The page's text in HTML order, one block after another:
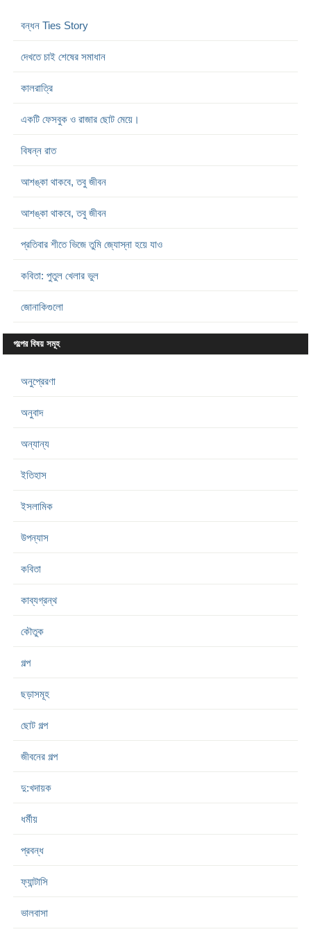
বন্ধন Ties Story
দেখতে চাই শেষের সমাধান
কালরাত্রি
একটি ফেসবুক ও রাজার ছোট মেয়ে।
বিষন্ন রাত
আশঙ্কা থাকবে, তবু জীবন
আশঙ্কা থাকবে, তবু জীবন
প্রতিবার শীতে ভিজে তুমি জ্যোস্না হয়ে যাও
কবিতা: পুতুল খেলার ভুল
জোনাকিগুলো
গল্পের বিষয় সমূহ
অনুপ্রেরণা
অনুবাদ
অন্যান্য
ইতিহাস
ইসলামিক
উপন্যাস
কবিতা
কাব্যগ্রন্থ
কৌতুক
গল্প
ছড়াসমূহ
ছোট গল্প
জীবনের গল্প
দু:খদায়ক
ধর্মীয়
প্রবন্ধ
ফ্যান্টাসি
ভালবাসা